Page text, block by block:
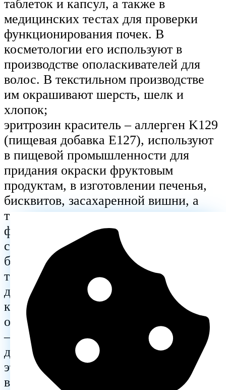
таблеток и капсул, а также в
медицинских тестах для проверки
функционирования почек. В
косметологии его используют в
производстве ополаскивателей для
волос. В текстильном производстве
им окрашивают шерсть, шелк и
хлопок;
эритрозин краситель – аллерген K129
(пищевая добавка Е127), используют
в пищевой промышленности для
придания окраски фруктовым
продуктам, в изготовлении печенья,
бисквитов, засахаренной вишни, а
также для окрашивания
фармацевтических и косметических
средств (декоративная косметика) и
бытовой косметики (зубные пасты);
тартразин – аллерген C112 (пищевая
добавка Е102), используют как
краситель в напитках жёлтых
оттенков и в кондитерской продукции
– в конфетах, тортах, пирожных,
джемах, желе, мороженом. Помимо
этого, краситель добавляют во
всевозможные консервы – овощи,